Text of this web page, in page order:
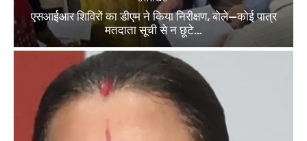
एसआईआर शिविरों का डीएम ने किया निरीक्षण, बोले—कोई पात्र
मतदाता सूची से न छूटे…